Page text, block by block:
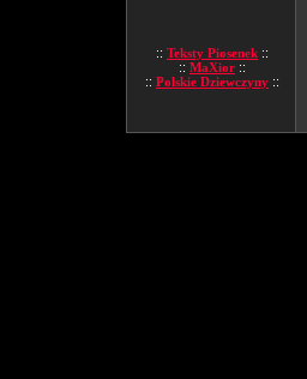
:: Teksty Piosenek ::
:: MaXior ::
:: Polskie Dziewczyny ::